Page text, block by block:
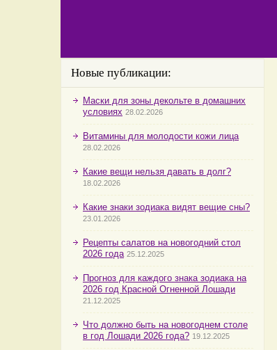
Новые публикации:
Маски для зоны декольте в домашних
условиях 28.02.2026
Витамины для молодости кожи лица
28.02.2026
Какие вещи нельзя давать в долг?
18.02.2026
Какие знаки зодиака видят вещие сны?
23.01.2026
Рецепты салатов на новогодний стол
2026 года 25.12.2025
Прогноз для каждого знака зодиака на
2026 год Красной Огненной Лошади
21.12.2025
Что должно быть на новогоднем столе
в год Лошади 2026 года? 19.12.2025